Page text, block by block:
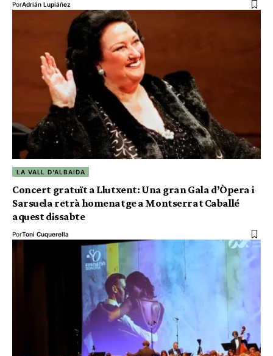
PorAdrián Lupiáñez
LA VALL D'ALBAIDA
Concert gratuït a Llutxent: Una gran Gala d’Òpera i
Sarsuela retrà homenatge a Montserrat Caballé
aquest dissabte
PorToni Cuquerella